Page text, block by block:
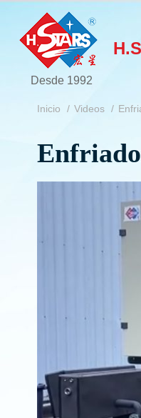
Desde 1992
Inicio Videos